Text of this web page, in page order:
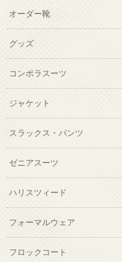
オーダー靴
グッズ
コンポラスーツ
ジャケット
スラックス・パンツ
ゼニアスーツ
ハリスツィード
フォーマルウェア
フロックコート